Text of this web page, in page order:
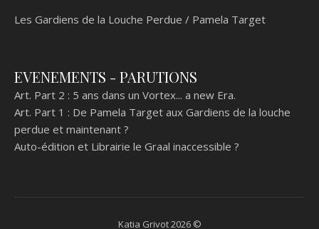
Les Gardiens de la Louche Perdue / Pamela Target
EVENEMENTS - PARUTIONS
Art. Part 2 : 5 ans dans un Vortex... a new Era.
Art. Part 1 : De Pamela Target aux Gardiens de la louche
perdue et maintenant ?
Auto-édition et Librairie le Graal inaccessible ?
Katia Grivot 2026 ©